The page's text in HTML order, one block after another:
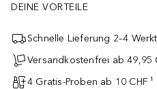
DEINE VORTEILE
Schnelle Lieferung 2–4
Versandkostenfrei ab 49,95
4 Gratis-Proben ab 10 CHF ¹